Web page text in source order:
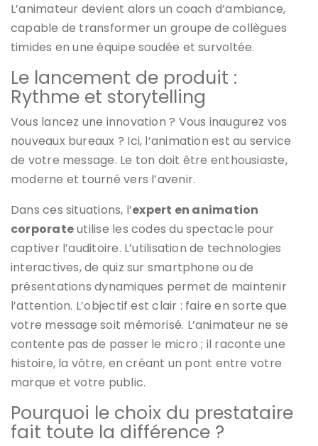
L’animateur devient alors un coach d’ambiance,
capable de transformer un groupe de collègues
timides en une équipe soudée et survoltée.
Le lancement de produit :
Rythme et storytelling
Vous lancez une innovation ? Vous inaugurez vos
nouveaux bureaux ? Ici, l’animation est au service
de votre message. Le ton doit être enthousiaste,
moderne et tourné vers l’avenir.
Dans ces situations, l’expert en animation
corporateutilise les codes du spectacle pour
captiver l’auditoire. L’utilisation de technologies
interactives, de quiz sur smartphone ou de
présentations dynamiques permet de maintenir
l’attention. L’objectif est clair : faire en sorte que
votre message soit mémorisé. L’animateur ne se
contente pas de passer le micro ; il raconte une
histoire, la vôtre, en créant un pont entre votre
marque et votre public.
Pourquoi le choix du prestataire
fait toute la différence ?